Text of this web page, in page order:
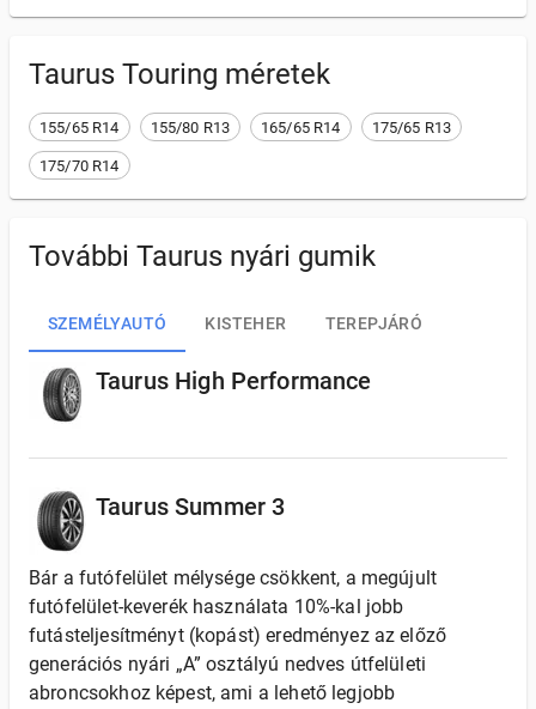
Taurus Touring méretek
155/65 R14 155/80 R13 165/65 R14 175/65 R13
175/70 R14
További Taurus nyári gumik
SZEMÉLYAUTÓ KISTEHER TEREPJÁRÓ
Taurus High Performance
Taurus Summer 3
Bár a futófelület mélysége csökkent, a megújult
futófelület-keverék használata 10%-kal jobb
futásteljesítményt (kopást) eredményez az előző
generációs nyári „A” osztályú nedves útfelületi
abroncsokhoz képest, ami a lehető legjobb